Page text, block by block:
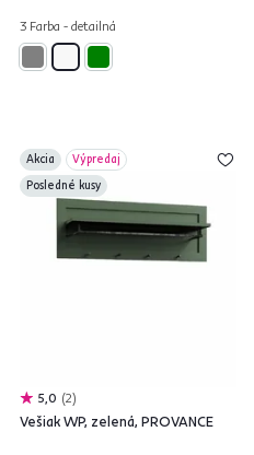
3 Farba - detailná
Akcia
Výpredaj
Posledné kusy
5,0 2
Vešiak WP, zelená, PROVANCE